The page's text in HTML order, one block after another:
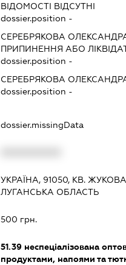
ВІДОМОСТІ ВІДСУТНІ
dossier.position -
СЕРЕБРЯКОВА
ПРИПИНЕННЯ АБО
dossier.position -
СЕРЕБРЯКОВА
dossier.position -
dossier.missingData
УКРАЇНА, 91050, КВ.
ЛУГАНСЬКА ОБЛАСТЬ
500 грн.
51.39неспеціалізована
продуктами, напоями та